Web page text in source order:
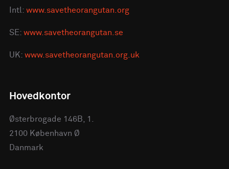
Intl: www.savetheorangutan.org
SE: www.savetheorangutan.se
UK: www.savetheorangutan.org.uk
Hovedkontor
Østerbrogade 146B, 1.
2100 København Ø
Danmark